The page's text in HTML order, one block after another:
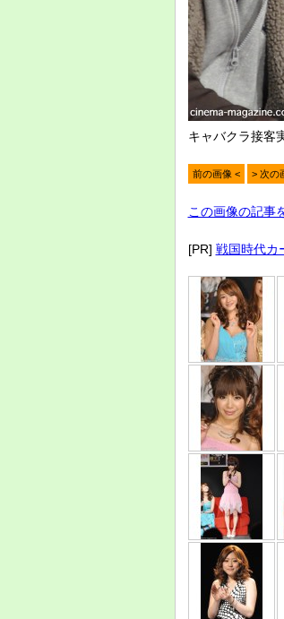
キャバクラ接客
前の画像 < > 次の
この画像の記事
[PR] 戦国時代カ